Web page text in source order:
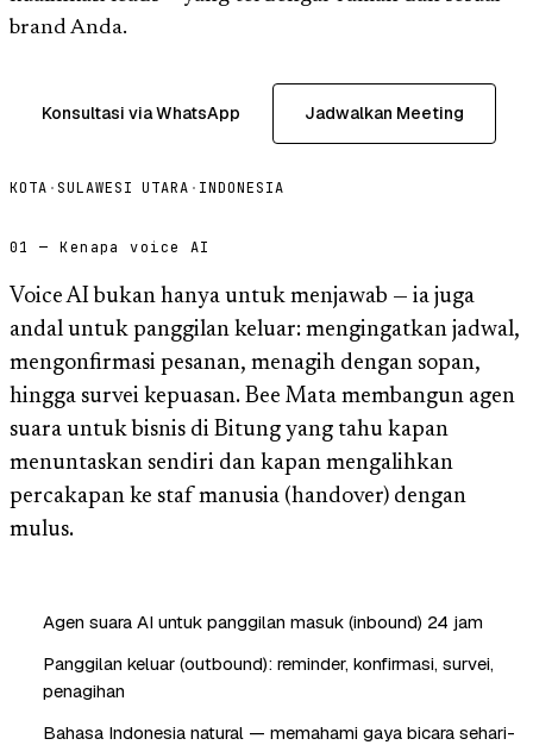
brand Anda.
Konsultasi via WhatsApp Jadwalkan Meeting
KOTA · SULAWESI UTARA · INDONESIA
01 — Kenapa voice AI
Voice AI bukan hanya untuk menjawab — ia juga
andal untuk panggilan keluar: mengingatkan jadwal,
mengonfirmasi pesanan, menagih dengan sopan,
hingga survei kepuasan. Bee Mata membangun agen
suara untuk bisnis di Bitung yang tahu kapan
menuntaskan sendiri dan kapan mengalihkan
percakapan ke staf manusia (handover) dengan
mulus.
Agen suara AI untuk panggilan masuk (inbound) 24 jam
Panggilan keluar (outbound): reminder, konfirmasi, survei,
penagihan
Bahasa Indonesia natural — memahami gaya bicara sehari-